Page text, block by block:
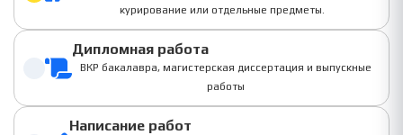
курирование или отдельные предметы.
Дипломная работа
ВКР бакалавра, магистерская диссертация и выпускные
работы
Написание работ